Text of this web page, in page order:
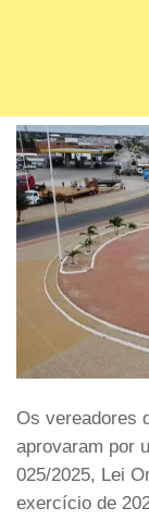
Os vereadores
aprovaram por
025/2025, Lei
exercício de